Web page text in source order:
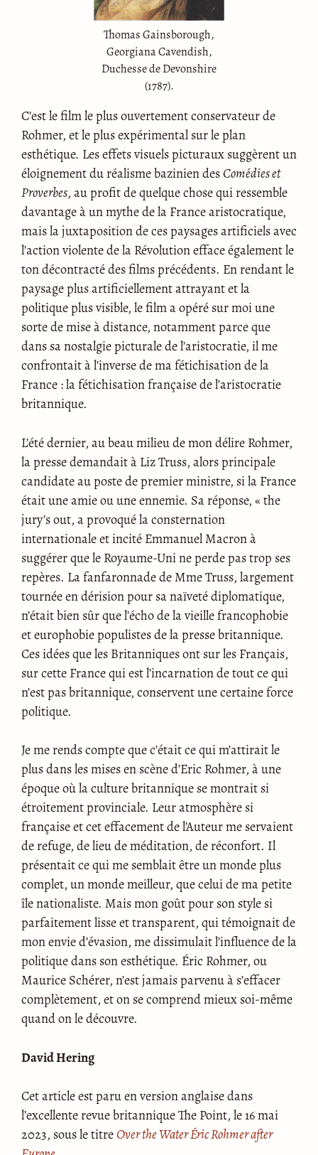
Thomas Gainsborough,
Georgiana Cavendish,
Duchesse de Devonshire
(1787).
C’est le film le plus ouvertement conservateur de
Rohmer, et le plus expérimental sur le plan
esthétique. Les effets visuels picturaux suggèrent un
éloignement du réalisme bazinien desComédies et
Proverbes, au profit de quelque chose qui ressemble
davantage à un mythe de la France aristocratique,
mais la juxtaposition de ces paysages artificiels avec
l’action violente de la Révolution efface également le
ton décontracté des films précédents. En rendant le
paysage plus artificiellement attrayant et la
politique plus visible, le film a opéré sur moi une
sorte de mise à distance, notamment parce que
dans sa nostalgie picturale de l’aristocratie, il me
confrontait à l’inverse de ma fétichisation de la
France : la fétichisation française de l’aristocratie
britannique.
L’été dernier, au beau milieu de mon délire Rohmer,
la presse demandait à Liz Truss, alors principale
candidate au poste de premier ministre, si la France
était une amie ou une ennemie. Sa réponse, « the
jury’s out, a provoqué la consternation
internationale et incité Emmanuel Macron à
suggérer que le Royaume-Uni ne perde pas trop ses
repères. La fanfaronnade de Mme Truss, largement
tournée en dérision pour sa naïveté diplomatique,
n’était bien sûr que l’écho de la vieille francophobie
et europhobie populistes de la presse britannique.
Ces idées que les Britanniques ont sur les Français,
sur cette France qui est l’incarnation de tout ce qui
n’est pas britannique, conservent une certaine force
politique.
Je me rends compte que c’était ce qui m’attirait le
plus dans les mises en scène d’Eric Rohmer, à une
époque où la culture britannique se montrait si
étroitement provinciale. Leur atmosphère si
française et cet effacement de l’Auteur me servaient
de refuge, de lieu de méditation, de réconfort. Il
présentait ce qui me semblait être un monde plus
complet, un monde meilleur, que celui de ma petite
île nationaliste. Mais mon goût pour son style si
parfaitement lisse et transparent, qui témoignait de
mon envie d’évasion, me dissimulait l’influence de la
politique dans son esthétique. Éric Rohmer, ou
Maurice Schérer, n’est jamais parvenu à s’effacer
complètement, et on se comprend mieux soi-même
quand on le découvre.
David Hering
Cet article est paru en version anglaise dans
l’excellente revue britannique The Point, le 16 mai
2023, sous le titreOver the Water Éric Rohmer after